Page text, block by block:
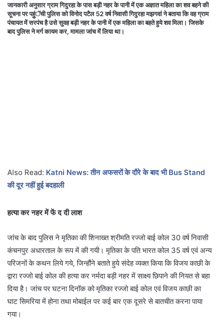
जानकारी अनुसार ग्राम गिदुरहा के पास बड़ी नहर के पानी में एक अज्ञात महिला का शव बहने की
सूचना पर पहुुंॅची पुलिस को विनोद पटैल 52 वर्ष निवासी गिदुरहा मझगवां ने बताया कि वह ग्राम
पंचायत में सरपंच है उसे सुवह बड़ी नहर के पानी में एक महिला का बहते हुये शव मिला। जिसके
बाद पुलिस ने मर्ग कायम कर, मामला जांच में लिया था।
Also Read: Katni News: तीन अफसरों के दौरे के बाद भी Bus Stand
की दूर नहीं हुई बदहाली
हत्या कर नहर में फें द दी लाश
जांच के बाद पुलिस ने मृतिका की शिनाख्त श्रीमति रज्जो बाई कोल 30 वर्ष निवासी
कंचनपुर अधारताल के रूप में की गयी। मृतिका के पति भारत कोल 35 वर्ष एवं अन्य
परिजनों के कथन लिये गये, जिन्हौंने बताते हुये संदेह व्यक्त किया कि विजय काछी के
द्वारा रज्जो बाई कोल की हत्या कर नर्मदा बड़ी नहर में साक्ष्य छिपाने की नियत से बहा
दिया है। जांच पर घटना दिनॉक को मृतिका रज्जो बाई कोल एवं विजय काछी का
घाट सिमरिया में होना तथा मोबाईल पर कई बार एक दूसरे से बातचीत करना पाया
गया।